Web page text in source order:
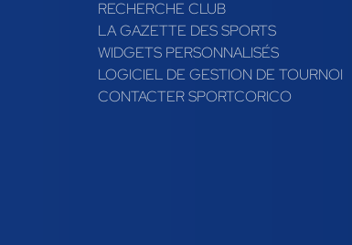
RECHERCHE CLUB
LA GAZETTE DES SPORTS
WIDGETS PERSONNALISÉS
LOGICIEL DE GESTION DE TOURNOI
CONTACTER SPORTCORICO